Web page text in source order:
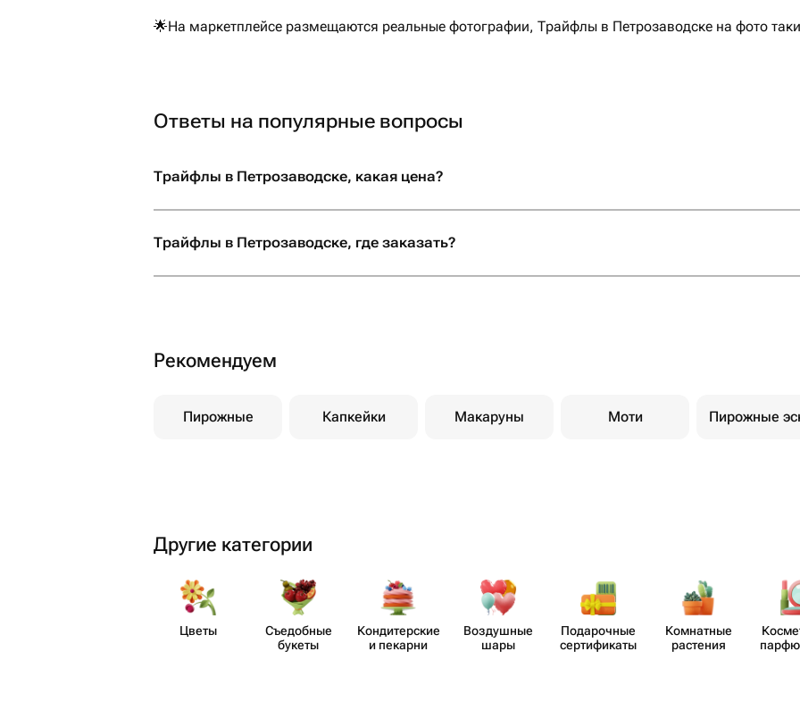
🌟На маркетплейсе размещаются реальные фотографии, Трайфлы в Петрозаводске на фото
Ответы на популярные вопросы
Трайфлы в Петрозаводске, какая цена?
Трайфлы в Петрозаводске, где заказать?
Рекомендуем
Пирожные Капкейки Макаруны Моти Пирожные
Другие категории
Цветы
Съедобные
букеты
Кондит​ерские
и пекарни
Воздушные
шары
Пода​рочные
серти​фикаты
Комнатные
растения